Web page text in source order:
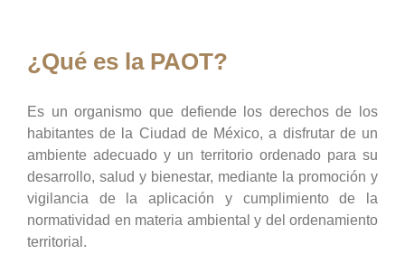
¿Qué es la PAOT?
Es un organismo que defiende los derechos de los
habitantes de la Ciudad de México, a disfrutar de un
ambiente adecuado y un territorio ordenado para su
desarrollo, salud y bienestar, mediante la promoción y
vigilancia de la aplicación y cumplimiento de la
normatividad en materia ambiental y del ordenamiento
territorial.